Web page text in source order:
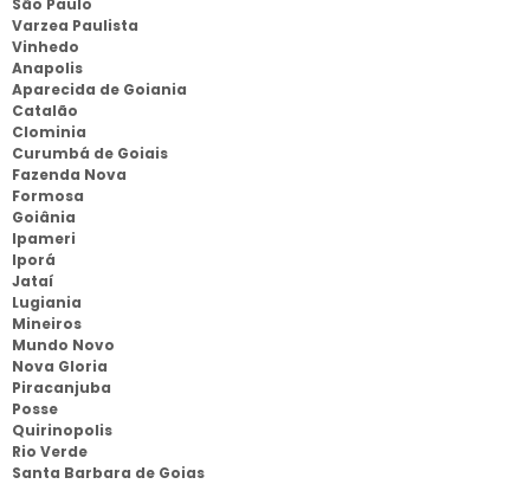
São Paulo
Varzea Paulista
Vinhedo
Anapolis
Aparecida de Goiania
Catalão
Clominia
Curumbá de Goiais
Fazenda Nova
Formosa
Goiânia
Ipameri
Iporá
Jataí
Lugiania
Mineiros
Mundo Novo
Nova Gloria
Piracanjuba
Posse
Quirinopolis
Rio Verde
Santa Barbara de Goias